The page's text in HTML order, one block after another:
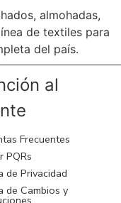
almohadas,
de textiles para
del país.
al
Frecuentes
PQRs
de Privacidad
de Cambios y